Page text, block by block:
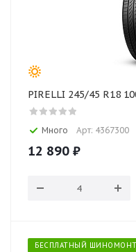
PIRELLI 245/45 R18
Много Арт: 4367300
12 890 ₽
БЕСПЛАТНЫЙ